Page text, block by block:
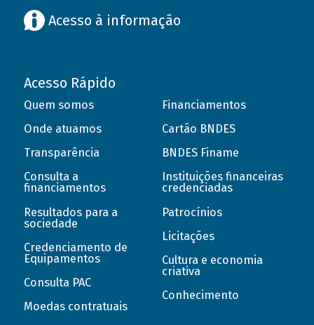
Acesso à informação
Acesso Rápido
Quem somos
Onde atuamos
Transparência
Consulta a
financiamentos
Resultados para a
sociedade
Credenciamento de
Equipamentos
Consulta PAC
Moedas contratuais
Financiamentos
Cartão BNDES
BNDES Finame
Instituições financeiras
credenciadas
Patrocínios
Licitações
Cultura e economia
criativa
Conhecimento